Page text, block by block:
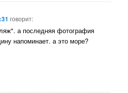
говорит:
а последняя фотография
напоминает. а это море?